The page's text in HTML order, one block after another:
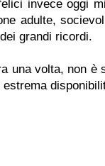
invece oggi
adulte,
grandi ricordi.
una volta, non è